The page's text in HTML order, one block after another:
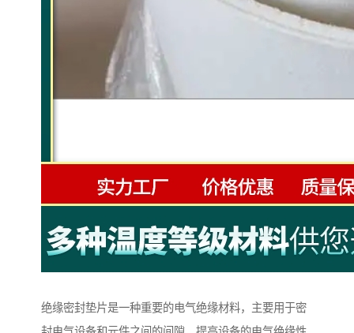
绝缘密封垫片是一种重要的电气绝缘材料，主要用于密